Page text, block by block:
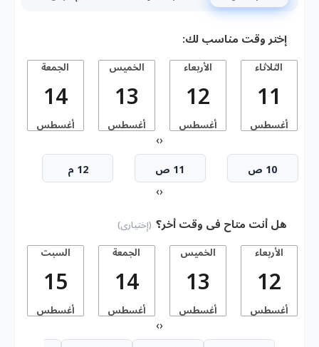
إختر وقت مناسب لك:
الثلاثاء
11
أغسطس
الأربعاء
12
أغسطس
الخميس
13
أغسطس
الجمعة
14
أغسطس
‹
›
10 ص 11 ص 12 م
‹
›
هل أنت متاح فى وقت أخر؟ (إختيارى)
الأربعاء
12
أغسطس
الخميس
13
أغسطس
الجمعة
14
أغسطس
السبت
15
أغسطس
‹
›